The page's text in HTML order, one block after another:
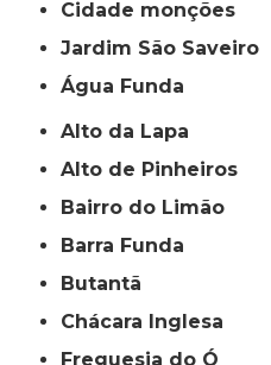
cidade monções
jardim São Saveiro
Água Funda
Alto da Lapa
Alto de Pinheiros
Bairro do Limão
Barra Funda
Butantã
Chácara Inglesa
Freguesia do Ó